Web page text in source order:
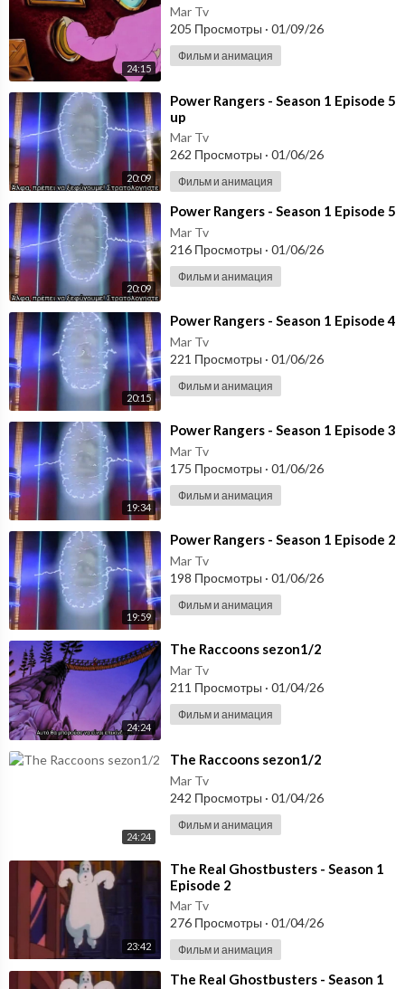
24:15
Mar Tv
205 Просмотры · 01/09/26
Фильм и анимация
20:09
⁣Power Rangers - Season 1 Episode 5
up
Mar Tv
262 Просмотры · 01/06/26
Фильм и анимация
20:09
⁣Power Rangers - Season 1 Episode 5
Mar Tv
216 Просмотры · 01/06/26
Фильм и анимация
20:15
⁣Power Rangers - Season 1 Episode 4
Mar Tv
221 Просмотры · 01/06/26
Фильм и анимация
19:34
⁣Power Rangers - Season 1 Episode 3
Mar Tv
175 Просмотры · 01/06/26
Фильм и анимация
19:59
⁣Power Rangers - Season 1 Episode 2
Mar Tv
198 Просмотры · 01/06/26
Фильм и анимация
24:24
⁣The Raccoons sezon1/2
Mar Tv
211 Просмотры · 01/04/26
Фильм и анимация
24:24
⁣The Raccoons sezon1/2
Mar Tv
242 Просмотры · 01/04/26
Фильм и анимация
23:42
⁣The Real Ghostbusters - Season 1
Episode 2
Mar Tv
276 Просмотры · 01/04/26
Фильм и анимация
⁣The Real Ghostbusters - Season 1